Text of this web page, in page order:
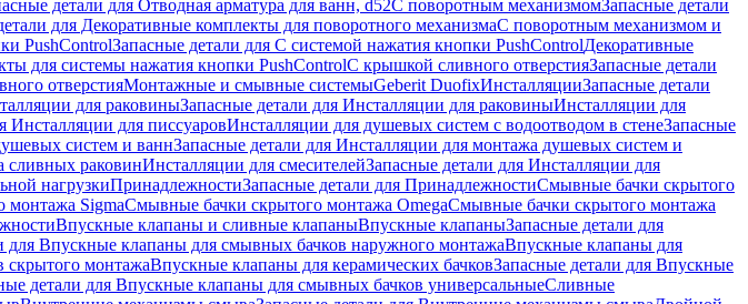
детали для Отводная арматура для ванн, d52С поворотным механизмомЗапасные детали
для Декоративные комплекты для поворотного механизмаС поворотным механизмом и
PushControlЗапасные детали для С системой нажатия кнопки PushControlДекоративные
для системы нажатия кнопки PushControlС крышкой сливного отверстияЗапасные детали
отверстияМонтажные и смывные системыGeberit DuofixИнсталляцииЗапасные детали
для раковиныЗапасные детали для Инсталляции для раковиныИнсталляции для
Инсталляции для писсуаровИнсталляции для душевых систем с водоотводом в стенеЗапасные
систем и ваннЗапасные детали для Инсталляции для монтажа душевых систем и
сливных раковинИнсталляции для смесителейЗапасные детали для Инсталляции для
нагрузкиПринадлежностиЗапасные детали для ПринадлежностиСмывные бачки скрытого
монтажа SigmaСмывные бачки скрытого монтажа OmegaСмывные бачки скрытого монтажа
Впускные клапаны и сливные клапаныВпускные клапаныЗапасные детали для
для Впускные клапаны для смывных бачков наружного монтажаВпускные клапаны для
скрытого монтажаВпускные клапаны для керамических бачковЗапасные детали для Впускные
детали для Впускные клапаны для смывных бачков универсальныеСливные